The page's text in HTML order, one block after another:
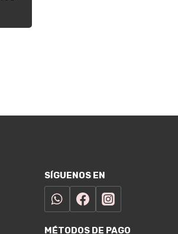
SÍGUENOS EN
MÉTODOS DE PAGO